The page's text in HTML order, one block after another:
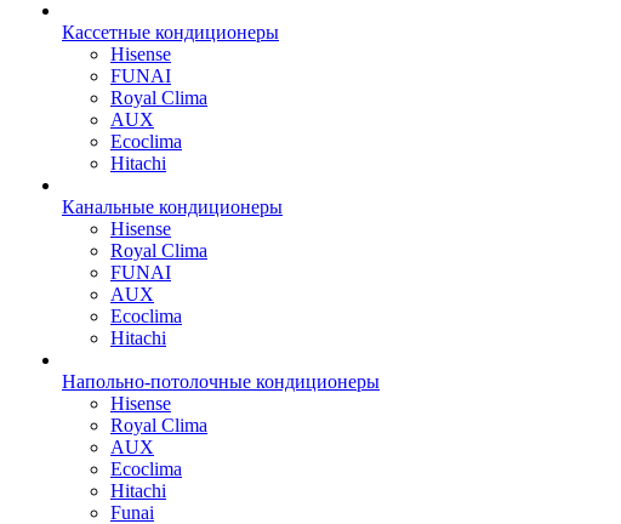
Кассетные кондиционеры
Hisense
FUNAI
Royal Clima
AUX
Ecoclima
Hitachi
Канальные кондиционеры
Hisense
Royal Clima
FUNAI
AUX
Ecoclima
Hitachi
Напольно-потолочные кондиционеры
Hisense
Royal Clima
AUX
Ecoclima
Hitachi
Funai